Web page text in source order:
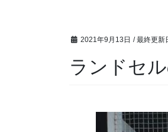
2021年9月13日 / 最終更新
ランドセ